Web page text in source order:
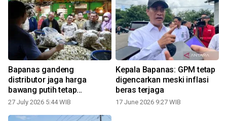
Bapanas gandeng
distributor jaga harga
bawang putih tetap
terkendali
27 July 2026 5:44 WIB
Kepala Bapanas: GPM tetap
digencarkan meski inflasi
beras terjaga
17 June 2026 9:27 WIB